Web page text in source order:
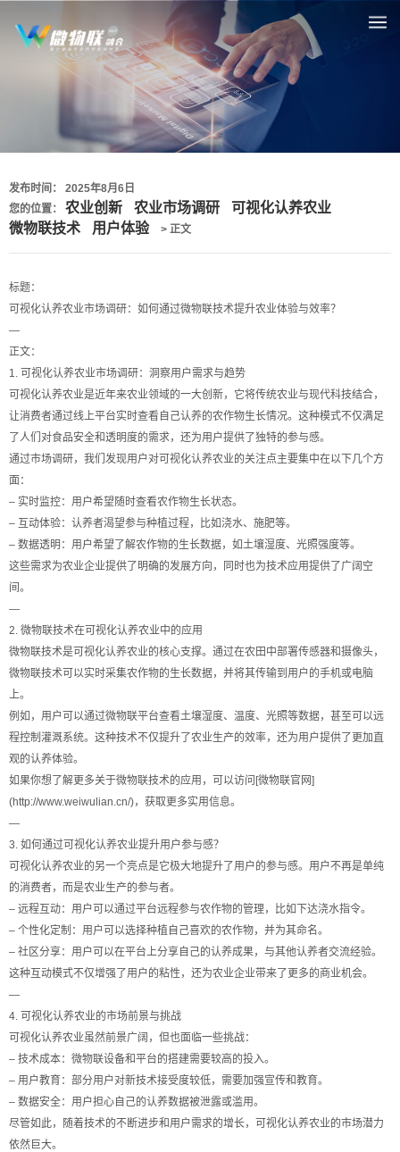
发布时间： 2025年8月6日
您的位置： 农业创新 农业市场调研
可视化认养农业
微物联技术
用户体验 > 正文
标题：
可视化认养农业市场调研：如何通过微物联技术提升农业体验与效率？
—
正文：
1. 可视化认养农业市场调研：洞察用户需求与趋势
可视化认养农业是近年来农业领域的一大创新，它将传统农业与现代科技结合，
让消费者通过线上平台实时查看自己认养的农作物生长情况。这种模式不仅满足
了人们对食品安全和透明度的需求，还为用户提供了独特的参与感。
通过市场调研，我们发现用户对可视化认养农业的关注点主要集中在以下几个方
面：
– 实时监控：用户希望随时查看农作物生长状态。
– 互动体验：认养者渴望参与种植过程，比如浇水、施肥等。
– 数据透明：用户希望了解农作物的生长数据，如土壤湿度、光照强度等。
这些需求为农业企业提供了明确的发展方向，同时也为技术应用提供了广阔空
间。
—
2. 微物联技术在可视化认养农业中的应用
微物联技术是可视化认养农业的核心支撑。通过在农田中部署传感器和摄像头，
微物联技术可以实时采集农作物的生长数据，并将其传输到用户的手机或电脑
上。
例如，用户可以通过微物联平台查看土壤湿度、温度、光照等数据，甚至可以远
程控制灌溉系统。这种技术不仅提升了农业生产的效率，还为用户提供了更加直
观的认养体验。
如果你想了解更多关于微物联技术的应用，可以访问[微物联官网]
(http://www.weiwulian.cn/)，获取更多实用信息。
—
3. 如何通过可视化认养农业提升用户参与感？
可视化认养农业的另一个亮点是它极大地提升了用户的参与感。用户不再是单纯
的消费者，而是农业生产的参与者。
– 远程互动：用户可以通过平台远程参与农作物的管理，比如下达浇水指令。
– 个性化定制：用户可以选择种植自己喜欢的农作物，并为其命名。
– 社区分享：用户可以在平台上分享自己的认养成果，与其他认养者交流经验。
这种互动模式不仅增强了用户的粘性，还为农业企业带来了更多的商业机会。
—
4. 可视化认养农业的市场前景与挑战
可视化认养农业虽然前景广阔，但也面临一些挑战：
– 技术成本：微物联设备和平台的搭建需要较高的投入。
– 用户教育：部分用户对新技术接受度较低，需要加强宣传和教育。
– 数据安全：用户担心自己的认养数据被泄露或滥用。
尽管如此，随着技术的不断进步和用户需求的增长，可视化认养农业的市场潜力
依然巨大。